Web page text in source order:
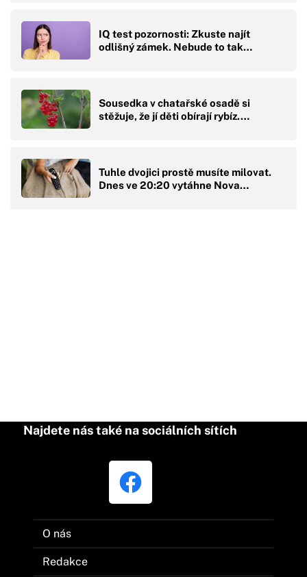
IQ test pozornosti: Zkuste najít
odlišný zámek. Nebude to tak…
Sousedka v chatařské osadě si
stěžuje, že jí děti obírají rybíz.…
Tuhle dvojici prostě musíte milovat.
Dnes ve 20:20 vytáhne Nova…
Najdete nás také na sociálních sítích
O nás
Redakce